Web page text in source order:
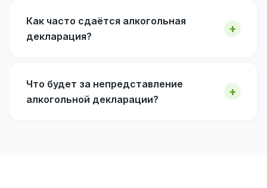
Как часто сдаётся алкогольная
декларация?
Что будет за непредставление
алкогольной декларации?